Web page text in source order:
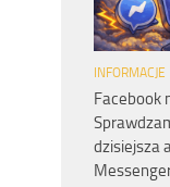
INFORMACJE
Facebook
dzisiejsza